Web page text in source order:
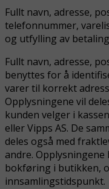
Fullt navn, adresse,
telefonnummer,
og utfylling av
Fullt navn, adresse,
benyttes for å
varer til korrekt
Opplysningene vil
kunden velger i
eller Vipps AS. De
deles også med
andre.
bokføring i butikken,
innsamlingstidspunkt.